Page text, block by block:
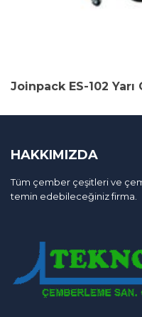
Joinpack ES-102
HAKKIMIZDA
Tüm çember çeşitleri ve
temin edebileceğiniz firma.